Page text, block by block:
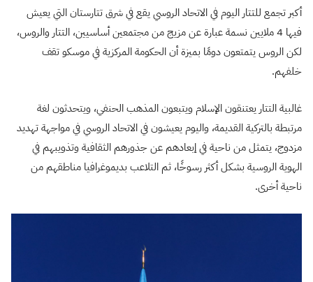
أكبر تجمع للتتار اليوم في الاتحاد الروسي يقع في شرق تتارستان التي يعيش
فيها 4 ملايين نسمة عبارة عن مزيج من مجتمعين أساسيين، التتار والروس،
لكن الروس يتمتعون دومًا بميزة أن الحكومة المركزية في موسكو تقف
خلفهم.
غالبية التتار يعتنقون الإسلام ويتبعون المذهب الحنفي، ويتحدثون لغة
مرتبطة بالتركية القديمة، واليوم يعيشون في الاتحاد الروسي في مواجهة تهديد
مزدوج، يتمثل من ناحية في إبعادهم عن جذورهم الثقافية وتذويبهم في
الهوية الروسية بشكل أكثر رسوخًا، ثم التلاعب بديموغرافيا مناطقهم من
ناحية أخرى.